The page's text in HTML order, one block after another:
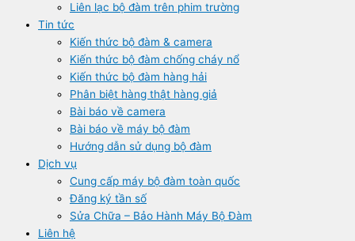
Liên lạc bộ đàm trên phim trường
Tin tức
Kiến thức bộ đàm & camera
Kiến thức bộ đàm chống cháy nổ
Kiến thức bộ đàm hàng hải
Phân biệt hàng thật hàng giả
Bài báo về camera
Bài báo về máy bộ đàm
Hướng dẫn sử dụng bộ đàm
Dịch vụ
Cung cấp máy bộ đàm toàn quốc
Đăng ký tần số
Sửa Chữa – Bảo Hành Máy Bộ Đàm
Liên hệ